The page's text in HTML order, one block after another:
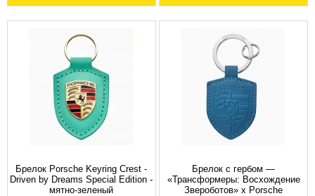
Брелок Porsche Keyring Crest -
Driven by Dreams Special Edition -
мятно-зеленый
Брелок с гербом —
«Трансформеры: Восхождение
Звероботов» x Porsche